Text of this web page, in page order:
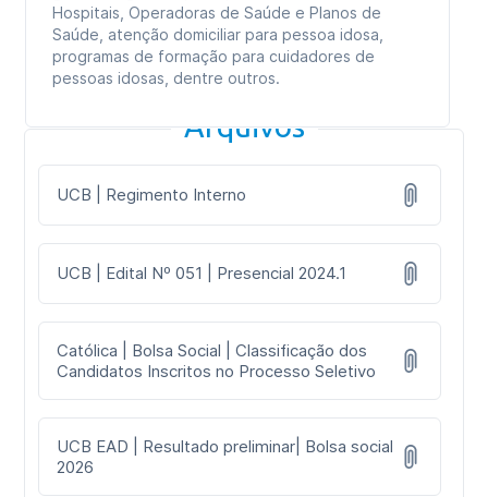
Hospitais, Operadoras de Saúde e Planos de
Saúde, atenção domiciliar para pessoa idosa,
programas de formação para cuidadores de
pessoas idosas, dentre outros.
Arquivos
UCB | Regimento Interno
UCB | Edital Nº 051 | Presencial 2024.1
Católica | Bolsa Social | Classificação dos
Candidatos Inscritos no Processo Seletivo
UCB EAD | Resultado preliminar| Bolsa social
2026